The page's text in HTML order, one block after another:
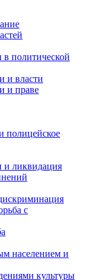
в политической
и власти
и праве
полицейское
и ликвидация
с
населением и
культуры